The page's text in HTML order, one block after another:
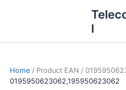
inhoud
l
Home / Product EAN /
0195950623062,195950623062